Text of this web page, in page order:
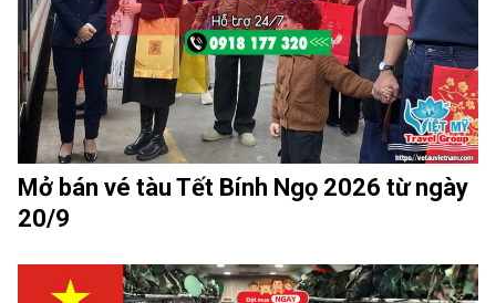
Mở bán vé tàu Tết Bính Ngọ 2026 từ ngày
20/9